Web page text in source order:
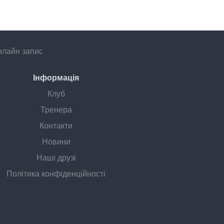
запис
Інформація
Клуб
Тренера
Контакти
Новини
Наші друзі
Політика конфіденційності